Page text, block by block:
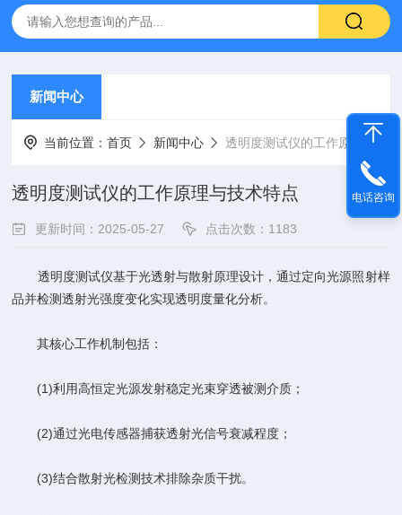
新闻中心
当前位置：首页 新闻中心 透明度测试仪的工作原理与技术特点
透明度测试仪的工作原理与技术特点
更新时间：2025-05-27 点击次数：1183
透明度测试仪基于光透射与散射原理设计，通过定向光源照射样
品并检测透射光强度变化实现透明度量化分析。
其核心工作机制包括：
(1)利用高恒定光源发射稳定光束穿透被测介质；
(2)通过光电传感器捕获透射光信号衰减程度；
(3)结合散射光检测技术排除杂质干扰。
电话咨询